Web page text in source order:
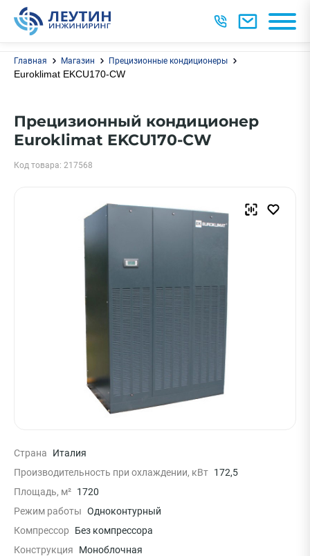
Главная Магазин Прецизионные кондиционеры
Euroklimat EKCU170-CW
Прецизионный кондиционер
Euroklimat EKCU170-CW
Код товара: 217568
Страна
Италия
Производительность при охлаждении, кВт 172,5
Площадь, м² 1720
Режим работы Одноконтурный
Компрессор
Без компрессора
Конструкция
Моноблочная